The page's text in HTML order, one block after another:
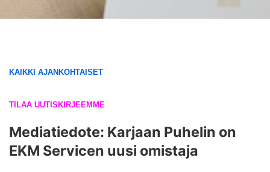
KAIKKI AJANKOHTAISET
TILAA UUTISKIRJEEMME
Mediatiedote: Karjaan Puhelin on
EKM Servicen uusi omistaja